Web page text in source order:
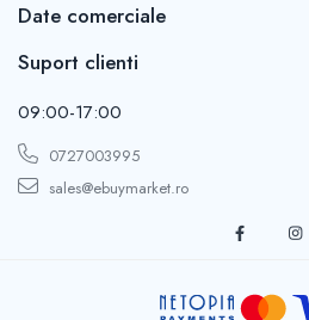
Materiale de Înalta Calitate:
Exterior: 100% poliester, oferind
Date comerciale
Suport clienti
09:00-17:00
0727003995
sales@ebuymarket.ro